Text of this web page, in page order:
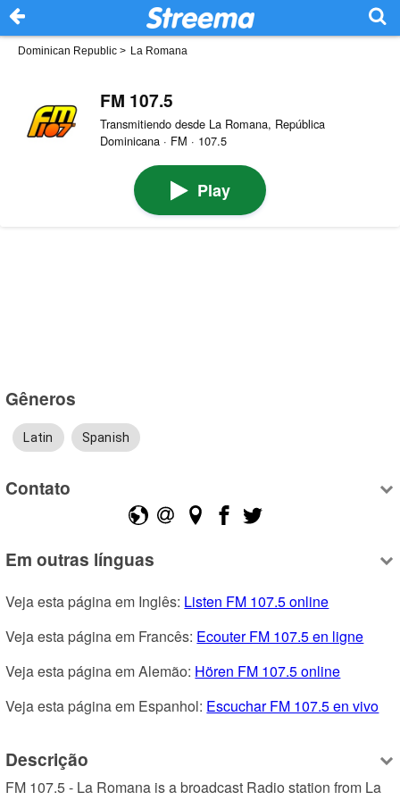
Dominican Republic > La Romana
FM 107.5
Transmitiendo desde La Romana, República
Dominicana · FM · 107.5
Play
Gêneros
Latin Spanish
Contato
Em outras línguas
Veja esta página em Inglês: Listen FM 107.5 online
Veja esta página em Francês: Ecouter FM 107.5 en ligne
Veja esta página em Alemão: Hören FM 107.5 online
Veja esta página em Espanhol: Escuchar FM 107.5 en vivo
Descrição
FM 107.5 - La Romana is a broadcast Radio station from La